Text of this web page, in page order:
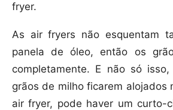
fryer.
As air fryers não esquentam
panela de óleo, então os
completamente. E não só
grãos de milho ficarem alojados
air fryer, pode haver um curto-